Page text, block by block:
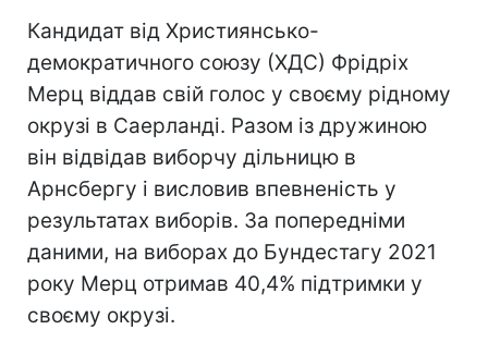
Кандидат від Християнсько-
демократичного союзу (ХДС) Фрідріх
Мерц віддав свій голос у своєму рідному
окрузі в Саерланді. Разом із дружиною
він відвідав виборчу дільницю в
Арнсбергу і висловив впевненість у
результатах виборів. За попередніми
даними, на виборах до Бундестагу 2021
року Мерц отримав 40,4% підтримки у
своєму окрузі.